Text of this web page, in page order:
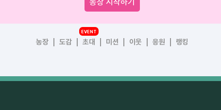
농장 시작하기
농장 도감 초대
EVENT
미션 이웃 응원 랭킹